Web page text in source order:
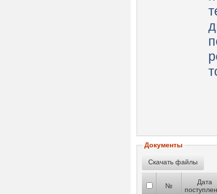
Документы
№
Дата